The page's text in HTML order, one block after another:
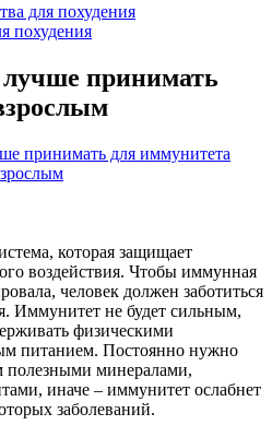
для похудения
похудения
принимать
которая защищает
воздействия. Чтобы иммунная
человек должен заботиться
Иммунитет не будет сильным,
физическими
питанием. Постоянно нужно
полезными минералами,
иначе – иммунитет ослабнет
заболеваний.